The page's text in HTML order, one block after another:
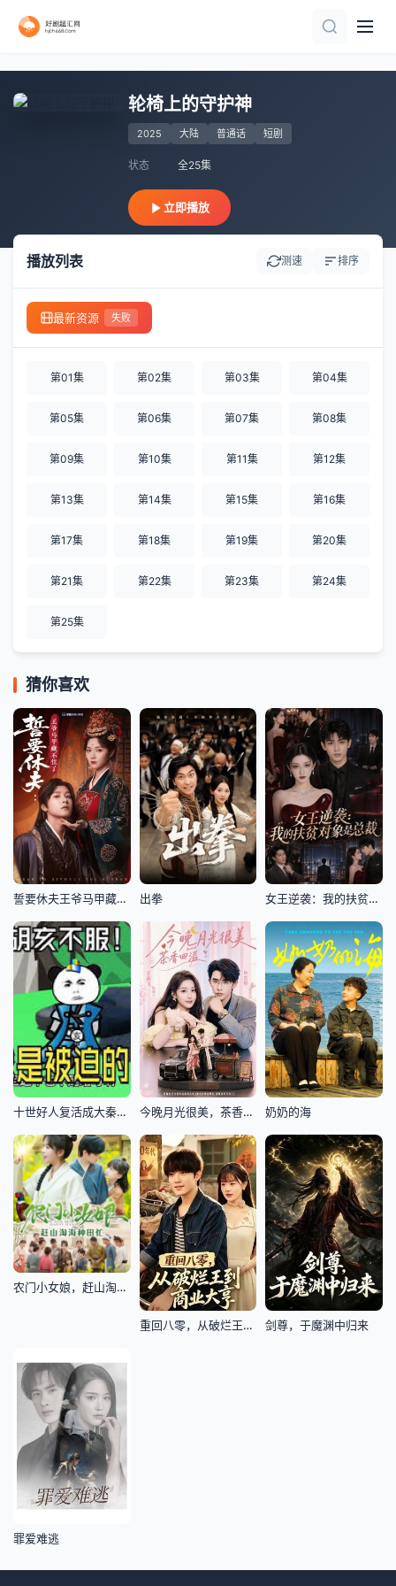
轮椅上的守护神
2025 大陆 普通话 短剧
状态 全25集
立即播放
播放列表 测速 排序
最新资源 失败
第01集 第02集 第03集 第04集
第05集 第06集 第07集 第08集
第09集 第10集 第11集 第12集
第13集 第14集 第15集 第16集
第17集 第18集 第19集 第20集
第21集 第22集 第23集 第24集
第25集
猜你喜欢
已完结
誓要休夫王爷马甲藏不住了
全集
出拳
全集完结
女王逆袭：我的扶贫对象是总裁
一口气看完
十世好人复活成大秦胡亥
完结
今晚月光很美，茶香四溢
第31集完结
奶奶的海
正片
农门小女娘，赶山淘海种田忙
全80集
重回八零，从破烂王到商业大亨
全集完结
剑尊，于魔渊中归来
更新全集
罪爱难逃